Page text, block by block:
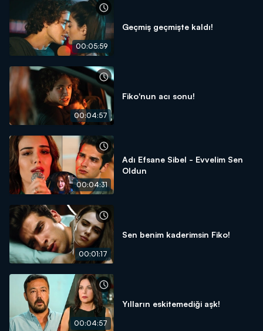
00:05:59
Geçmiş geçmişte kaldı!
00:04:57
Fiko'nun acı sonu!
00:04:31
Adı Efsane Sibel - Evvelim Sen
Oldun
00:01:17
Sen benim kaderimsin Fiko!
00:04:57
Yılların eskitemediği aşk!